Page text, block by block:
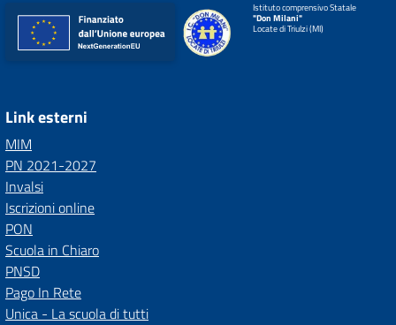
Istituto comprensivo Statale
"Don Milani"
Locate di Triulzi (MI)
Link esterni
MIM
PN 2021-2027
Invalsi
Iscrizioni online
PON
Scuola in Chiaro
PNSD
Pago In Rete
Unica - La scuola di tutti